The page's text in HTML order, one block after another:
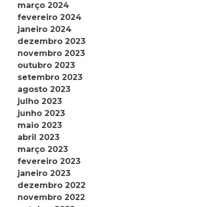
março 2024
fevereiro 2024
janeiro 2024
dezembro 2023
novembro 2023
outubro 2023
setembro 2023
agosto 2023
julho 2023
junho 2023
maio 2023
abril 2023
março 2023
fevereiro 2023
janeiro 2023
dezembro 2022
novembro 2022